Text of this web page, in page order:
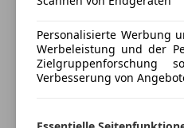
Massagesitze
Multifunktionslenkrad
Navigationssystem
Panoramadach
Regensensor
Service NEU, Winterreifen
AUDI Exclusiv
AUDI Manufaktur
Personalisierte Werbung
Werbeleistung und der
Zielgruppenforschung
Verbesserung von